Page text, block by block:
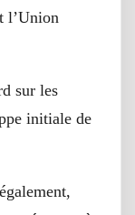
l’Union
sur les
initiale de